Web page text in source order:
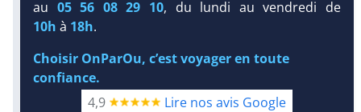
D’INFORMATIONS
RÉSERVATION
Équipement :
232
Tx
Infos golfs :
Distance depuis l'hôtel : 16 km
Plongée sous-marine :
au 05 56 08 29 10, du lundi au vendredi de
10h à 18h.
Choisir OnParOu, c’est voyager en toute
confiance.
4,9
Lire nos avis Google